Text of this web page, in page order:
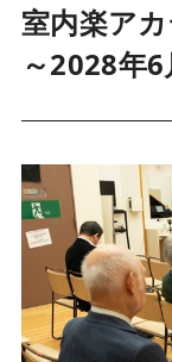
室内楽ア
～2028年